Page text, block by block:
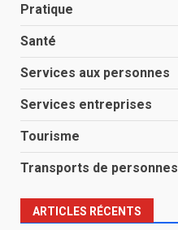
Pratique
Santé
Services aux personnes
Services entreprises
Tourisme
Transports de personnes
ARTICLES RÉCENTS